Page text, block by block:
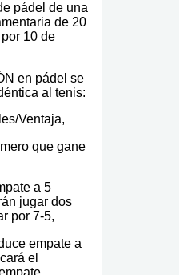
pádel de una
de 20
10 de
en pádel se
al tenis:
Ventaja,
que gane
a 5
jugar dos
por 7-5,
empate a
el